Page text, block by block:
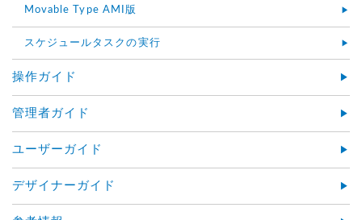
Movable Type AMI版
スケジュールタスクの実行
操作ガイド
管理者ガイド
ユーザーガイド
デザイナーガイド